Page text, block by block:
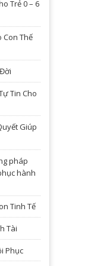
Trẻ 0 – 6
Con Thế
Tin Cho
Giúp
pháp
hành
Tinh Tế
Tài
Phục